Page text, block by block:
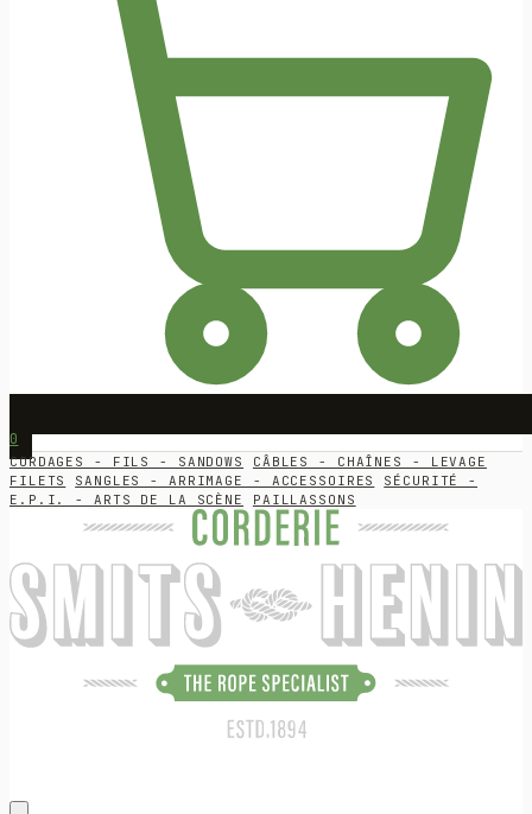
0
CORDAGES - FILS - SANDOWS
CÂBLES - CHAÎNES - LEVAGE
FILETS
SANGLES - ARRIMAGE - ACCESSOIRES
SÉCURITÉ -
E.P.I. - ARTS DE LA SCÈNE
PAILLASSONS